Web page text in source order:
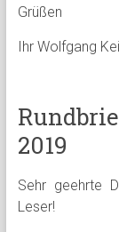
Grüßen
Ihr Wolfgang
2019
Sehr geehrte
Leser!